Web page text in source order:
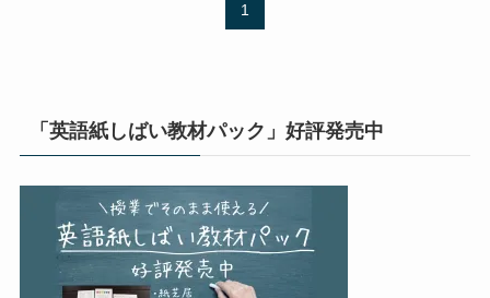
1
「英語紙しばい教材パック」好評発売中